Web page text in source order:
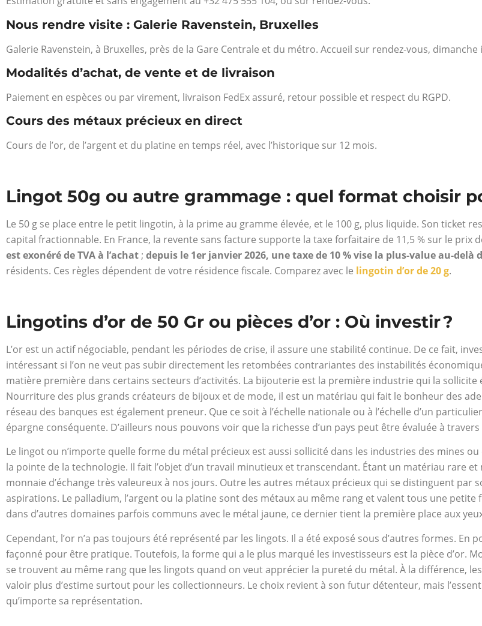
Nous rendre visite : Galerie Ravenstein, Bruxelles
Galerie Ravenstein, à Bruxelles, près de la Gare Centrale et du métro. Accueil sur rendez-vous, dimanche
Modalités d’achat, de vente et de livraison
Paiement en espèces ou par virement, livraison FedEx assuré, retour possible et respect du RGPD.
Cours des métaux précieux en direct
Cours de l’or, de l’argent et du platine en temps réel, avec l’historique sur 12 mois.
Lingot 50g ou autre grammage : quel format choisir
Le 50 g se place entre le petit lingotin, à la prime au gramme élevée, et le 100 g, plus liquide. Son ticket
capital fractionnable. En France, la revente sans facture supporte la taxe forfaitaire de 11,5 % sur le prix
est exonéré de TVA à l’achat ; depuis le 1er janvier 2026, une taxe de 10 % vise la plus-value au-delà
résidents. Ces règles dépendent de votre résidence fiscale. Comparez avec le lingotin d’or de 20 g.
Lingotins d’or de 50 Gr ou pièces d’or : Où investir ?
L’or est un actif négociable, pendant les périodes de crise, il assure une stabilité continue. De ce fait,
intéressant si l’on ne veut pas subir directement les retombées contrariantes des instabilités
matière première dans certains secteurs d’activités. La bijouterie est la première industrie qui la sollicite
Nourriture des plus grands créateurs de bijoux et de mode, il est un matériau qui fait le bonheur des
réseau des banques est également preneur. Que ce soit à l’échelle nationale ou à l’échelle d’un
épargne conséquente. D’ailleurs nous pouvons voir que la richesse d’un pays peut être évaluée à travers
Le lingot ou n’importe quelle forme du métal précieux est aussi sollicité dans les industries des mines
la pointe de la technologie. Il fait l’objet d’un travail minutieux et transcendant. Étant un matériau rare
monnaie d’échange très valeureux à nos jours. Outre les autres métaux précieux qui se distinguent par
aspirations. Le palladium, l’argent ou la platine sont des métaux au même rang et valent tous une
dans d’autres domaines parfois communs avec le métal jaune, ce dernier tient la première place aux
Cependant, l’or n’a pas toujours été représenté par les lingots. Il a été exposé sous d’autres formes. En
façonné pour être pratique. Toutefois, la forme qui a le plus marqué les investisseurs est la pièce d’or.
se trouvent au même rang que les lingots quand on veut apprécier la pureté du métal. À la différence,
valoir plus d’estime surtout pour les collectionneurs. Le choix revient à son futur détenteur, mais
qu’importe sa représentation.